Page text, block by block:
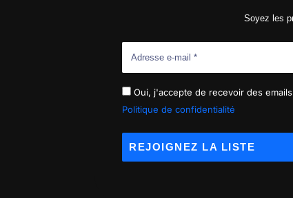
Soyez les
Oui, j'accepte de recevoir des
Politique de confidentialité